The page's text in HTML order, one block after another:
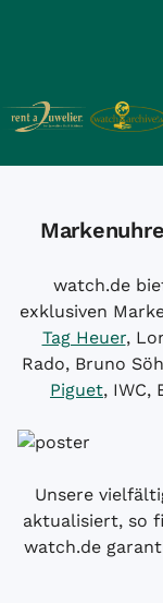
watch.de
exklusiven
Tag Heuer,
Rado, Bruno
Piguet, IWC,
Unsere
aktualisiert, so
watch.de